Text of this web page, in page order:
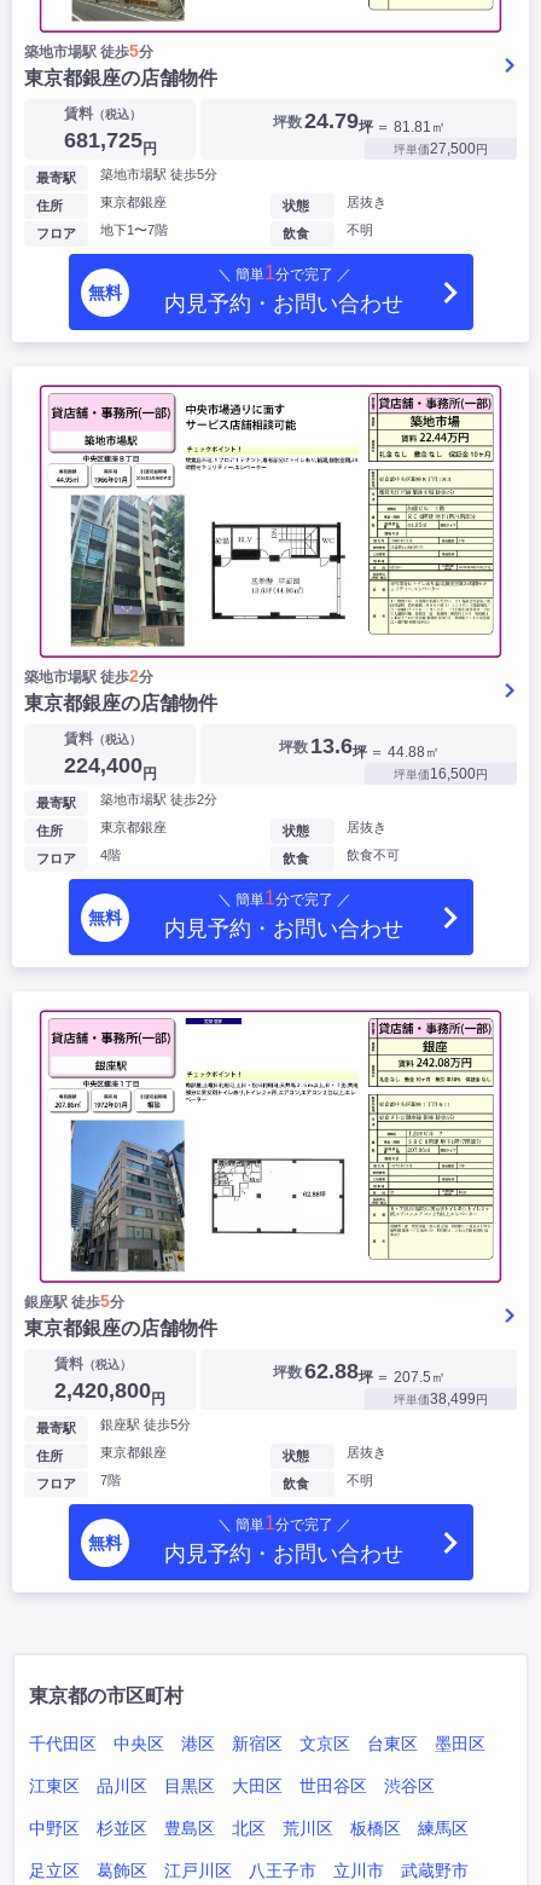
築地市場駅 徒歩5分
東京都銀座の店舗物件
賃料（税込）
681,725円
坪数24.79坪 ＝ 81.81㎡
坪単価27,500円
最寄駅 築地市場駅 徒歩5分
住所 東京都銀座
フロア 地下1〜7階
状態 居抜き
飲食 不明
無料
＼ 簡単1分で完了 ／
内見予約・お問い合わせ
築地市場駅 徒歩2分
東京都銀座の店舗物件
賃料（税込）
224,400円
坪数 13.6坪 ＝ 44.88㎡
坪単価16,500円
最寄駅 築地市場駅 徒歩2分
住所 東京都銀座
フロア 4階
状態 居抜き
飲食 飲食不可
無料
＼ 簡単1分で完了 ／
内見予約・お問い合わせ
銀座駅 徒歩5分
東京都銀座の店舗物件
賃料 （税込）
2,420,800円
坪数62.88坪 ＝ 207.5㎡
坪単価38,499円
最寄駅 銀座駅 徒歩5分
住所 東京都銀座
フロア 7階
状態 居抜き
飲食 不明
無料
＼ 簡単1分で完了 ／
内見予約・お問い合わせ
東京都の市区町村
千代田区 中央区 港区 新宿区 文京区 台東区 墨田区
江東区 品川区 目黒区 大田区 世田谷区 渋谷区
中野区 杉並区 豊島区 北区 荒川区 板橋区 練馬区
足立区 葛飾区 江戸川区 八王子市 立川市 武蔵野市